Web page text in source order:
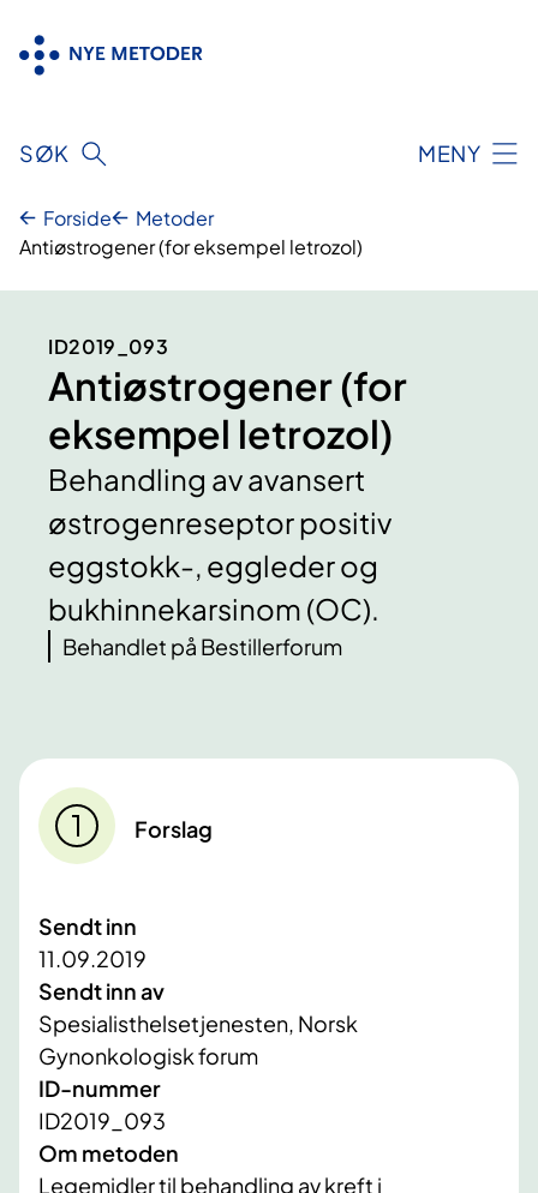
innhold
SØK MENY
Forside
Metoder
Antiøstrogener (for eksempel letrozol)
ID2019_093
Antiøstrogener (for
eksempel letrozol)
Behandling av avansert
østrogenreseptor positiv
eggstokk-, eggleder og
bukhinnekarsinom (OC).
Behandlet på Bestillerforum
Forslag
Sendt inn
11.09.2019
Sendt inn av
Spesialisthelsetjenesten, Norsk
Gynonkologisk forum
ID-nummer
ID2019_093
Om metoden
Legemidler til behandling av kreft i